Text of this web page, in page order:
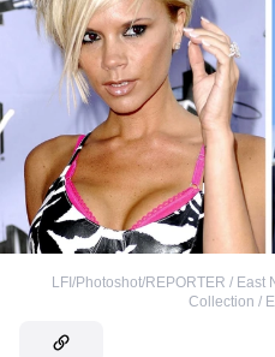
LFI/Photoshot/REPORTER / East
Collection /